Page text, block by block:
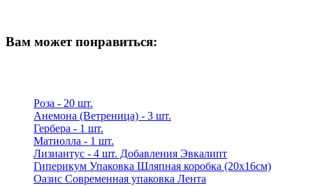
Вам может понравиться:
Роза - 20 шт.
Анемона (Ветреница) - 3 шт.
Гербера - 1 шт.
Матиолла - 1 шт.
Лизиантус - 4 шт. Добавления Эвкалипт
Гиперикум Упаковка Шляпная коробка (20x16см)
Оазис Современная упаковка Лента